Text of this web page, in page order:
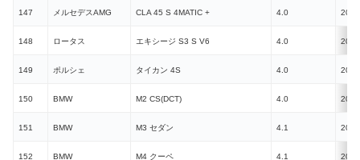
147 メルセデスAMG CLA 45 S 4MATIC + 4.0 2019
148 ロータス エキシージ S3 S V6 4.0 2012
149 ポルシェ タイカン 4S 4.0 2019
150 BMW M2 CS(DCT) 4.0 2020
151 BMW M3 セダン 4.1 2021
152 BMW M4 クーペ 4.1 2021